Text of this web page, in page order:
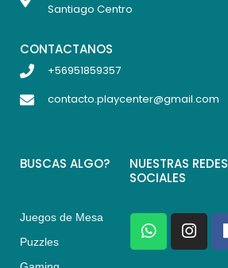
Santiago Centro
CONTACTANOS
+56951859357
contacto.playcenter@gmail.com
BUSCAS ALGO?
Juegos de Mesa
Puzzles
NUESTRAS REDES
SOCIALES
W
h
a
I
n
s